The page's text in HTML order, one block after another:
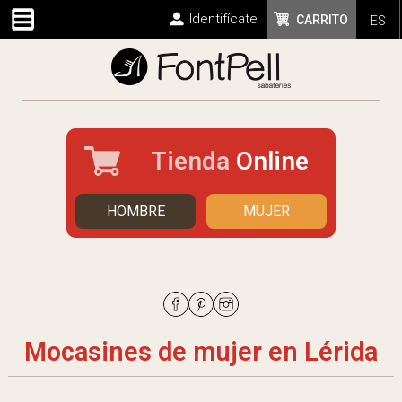
ES
CARRITO
Identifícate
Tienda Online
HOMBRE MUJER
Mocasines de mujer en Lérida